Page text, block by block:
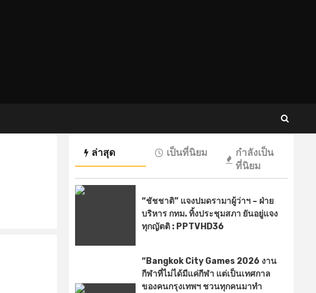
ล่าสุด เป็นที่นิยม
กำลังเป็น
ที่นิยม
“ชัชชาติ” แจงปมดรามาผู้ว่าฯ – ฝ่าย
บริหาร กทม. ทิ้งประชุมสภา ยันอยู่แจง
ทุกญัตติ : PPTVHD36
“Bangkok City Games 2026 งาน
กีฬาที่ไม่ได้มีแค่กีฬา แต่เป็นเทศกาล
ของคนกรุงเทพฯ ชวนทุกคนมาทำ